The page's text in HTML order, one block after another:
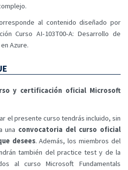
al contenido diseñado por
Curso AI-103T00-A: Desarrollo de
Azure.
y certificación oficial Microsoft
el presente curso tendrás incluido, sin
una convocatoria del curso oficial
desees. Además, los miembros del
también del practice test y de la
al curso Microsoft Fundamentals